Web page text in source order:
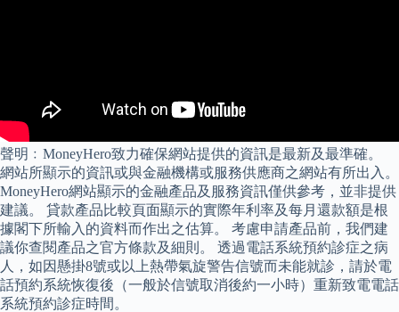
聲明﹕MoneyHero致力確保網站提供的資訊是最新及最準確。
網站所顯示的資訊或與金融機構或服務供應商之網站有所出入。
MoneyHero網站顯示的金融產品及服務資訊僅供參考，並非提供
建議。 貸款產品比較頁面顯示的實際年利率及每月還款額是根
據閣下所輸入的資料而作出之估算。 考慮申請產品前，我們建
議你查閱產品之官方條款及細則。 透過電話系統預約診症之病
人，如因懸掛8號或以上熱帶氣旋警告信號而未能就診，請於電
話預約系統恢復後（一般於信號取消後約一小時）重新致電電話
系統預約診症時間。